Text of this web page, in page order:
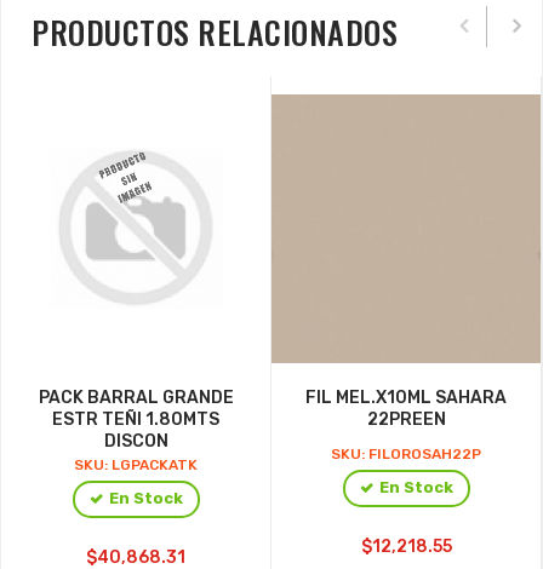
PRODUCTOS RELACIONADOS
PACK BARRAL GRANDE
ESTR TEÑI 1.80MTS
DISCON
SKU: LGPACKATK
En Stock
$40,868.31
FIL MEL.X10ML SAHARA
22PREEN
SKU: FILOROSAH22P
En Stock
$12,218.55